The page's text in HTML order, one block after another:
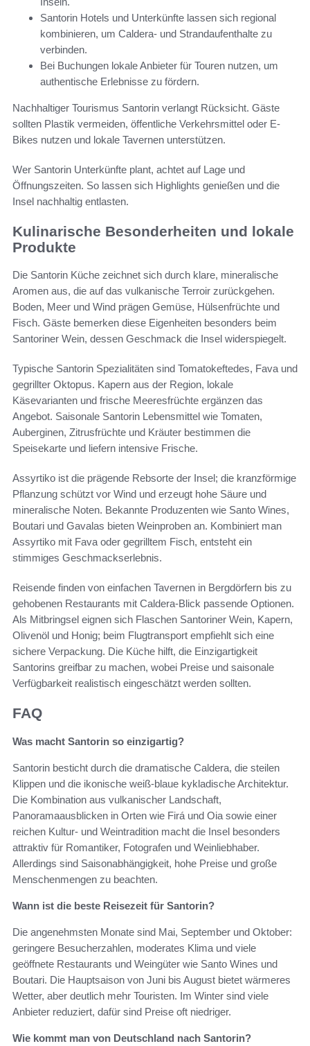
Santorin Hotels und Unterkünfte lassen sich regional
kombinieren, um Caldera- und Strandaufenthalte zu
verbinden.
Bei Buchungen lokale Anbieter für Touren nutzen, um
authentische Erlebnisse zu fördern.
Nachhaltiger Tourismus Santorin verlangt Rücksicht. Gäste
sollten Plastik vermeiden, öffentliche Verkehrsmittel oder E-
Bikes nutzen und lokale Tavernen unterstützen.
Wer Santorin Unterkünfte plant, achtet auf Lage und
Öffnungszeiten. So lassen sich Highlights genießen und die
Insel nachhaltig entlasten.
Kulinarische Besonderheiten und lokale
Produkte
Die Santorin Küche zeichnet sich durch klare, mineralische
Aromen aus, die auf das vulkanische Terroir zurückgehen.
Boden, Meer und Wind prägen Gemüse, Hülsenfrüchte und
Fisch. Gäste bemerken diese Eigenheiten besonders beim
Santoriner Wein, dessen Geschmack die Insel widerspiegelt.
Typische Santorin Spezialitäten sind Tomatokeftedes, Fava und
gegrillter Oktopus. Kapern aus der Region, lokale
Käsevarianten und frische Meeresfrüchte ergänzen das
Angebot. Saisonale Santorin Lebensmittel wie Tomaten,
Auberginen, Zitrusfrüchte und Kräuter bestimmen die
Speisekarte und liefern intensive Frische.
Assyrtiko ist die prägende Rebsorte der Insel; die kranzförmige
Pflanzung schützt vor Wind und erzeugt hohe Säure und
mineralische Noten. Bekannte Produzenten wie Santo Wines,
Boutari und Gavalas bieten Weinproben an. Kombiniert man
Assyrtiko mit Fava oder gegrilltem Fisch, entsteht ein
stimmiges Geschmackserlebnis.
Reisende finden von einfachen Tavernen in Bergdörfern bis zu
gehobenen Restaurants mit Caldera-Blick passende Optionen.
Als Mitbringsel eignen sich Flaschen Santoriner Wein, Kapern,
Olivenöl und Honig; beim Flugtransport empfiehlt sich eine
sichere Verpackung. Die Küche hilft, die Einzigartigkeit
Santorins greifbar zu machen, wobei Preise und saisonale
Verfügbarkeit realistisch eingeschätzt werden sollten.
FAQ
Was macht Santorin so einzigartig?
Santorin besticht durch die dramatische Caldera, die steilen
Klippen und die ikonische weiß-blaue kykladische Architektur.
Die Kombination aus vulkanischer Landschaft,
Panoramaausblicken in Orten wie Firá und Oia sowie einer
reichen Kultur- und Weintradition macht die Insel besonders
attraktiv für Romantiker, Fotografen und Weinliebhaber.
Allerdings sind Saisonabhängigkeit, hohe Preise und große
Menschenmengen zu beachten.
Wann ist die beste Reisezeit für Santorin?
Die angenehmsten Monate sind Mai, September und Oktober:
geringere Besucherzahlen, moderates Klima und viele
geöffnete Restaurants und Weingüter wie Santo Wines und
Boutari. Die Hauptsaison von Juni bis August bietet wärmeres
Wetter, aber deutlich mehr Touristen. Im Winter sind viele
Anbieter reduziert, dafür sind Preise oft niedriger.
Wie kommt man von Deutschland nach Santorin?